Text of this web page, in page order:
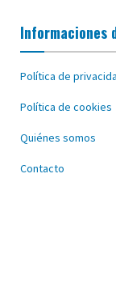
Informaciones
Política de
Política de cookies
Quiénes somos
Contacto